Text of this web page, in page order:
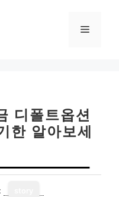
메
디폴트옵션
한 알아보세